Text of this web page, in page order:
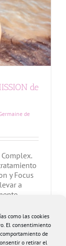
como las cookies
El consentimiento
de
o retirar el
de
de
y Focus
a
para
0